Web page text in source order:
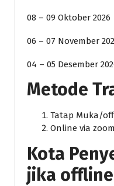
08 – 09 Oktober 2026
06 – 07 November
04 – 05 Desember
Metode
Tatap Muka/
Online via zoom
Kota
jika